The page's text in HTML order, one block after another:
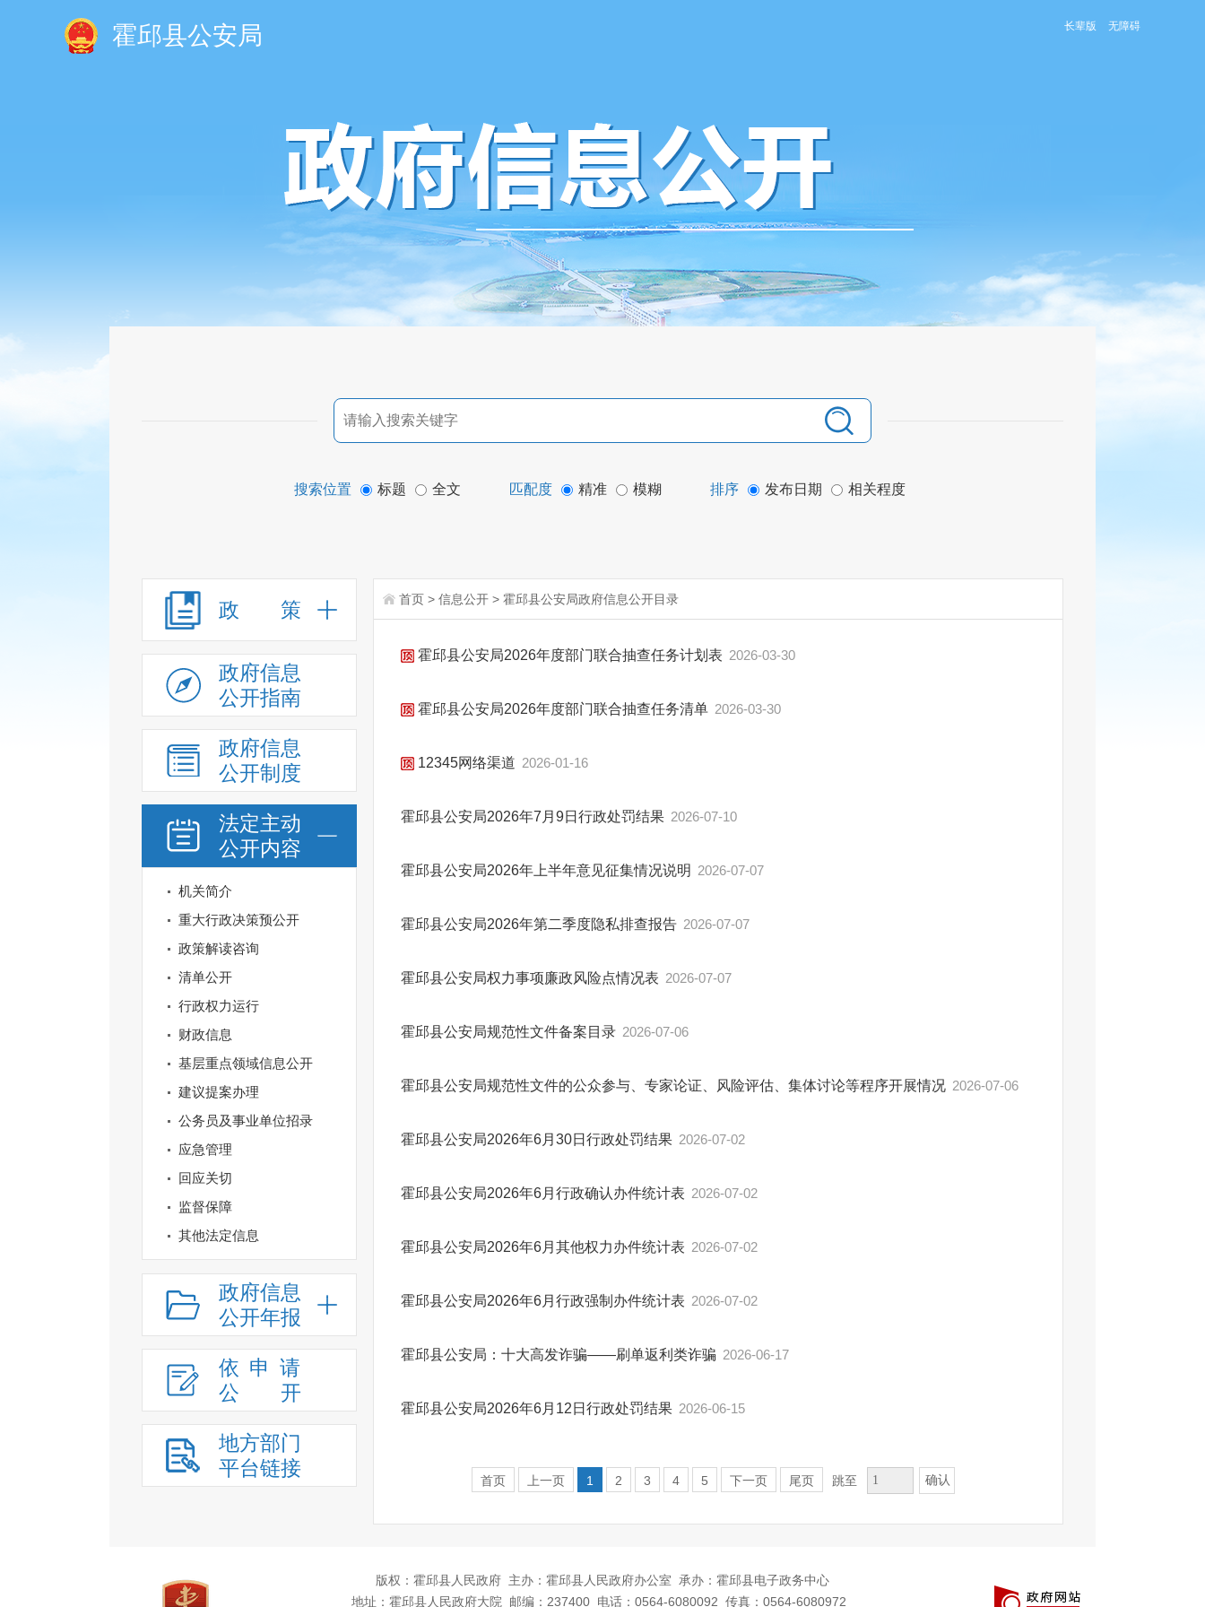
霍邱县公安局 长辈版 无障碍
搜索位置 标题 全文 匹配度 精准 模糊 排序 发布日期 相关程度
政 策
政府信息
公开指南
政府信息
公开制度
法定主动
公开内容
机关简介
重大行政决策预公开
政策解读咨询
清单公开
行政权力运行
财政信息
基层重点领域信息公开
建议提案办理
公务员及事业单位招录
应急管理
回应关切
监督保障
其他法定信息
政府信息
公开年报
依申请
公
开
地方部门
平台链接
首页 > 信息公开 > 霍邱县公安局政府信息公开目录
霍邱县公安局2026年度部门联合抽查任务计划表 2026-03-30
霍邱县公安局2026年度部门联合抽查任务清单 2026-03-30
12345网络渠道 2026-01-16
霍邱县公安局2026年7月9日行政处罚结果 2026-07-10
霍邱县公安局2026年上半年意见征集情况说明 2026-07-07
霍邱县公安局2026年第二季度隐私排查报告 2026-07-07
霍邱县公安局权力事项廉政风险点情况表 2026-07-07
霍邱县公安局规范性文件备案目录 2026-07-06
霍邱县公安局规范性文件的公众参与、专家论证、风险评估、集体讨论等程序开展情况 2026-07-06
霍邱县公安局2026年6月30日行政处罚结果 2026-07-02
霍邱县公安局2026年6月行政确认办件统计表 2026-07-02
霍邱县公安局2026年6月其他权力办件统计表 2026-07-02
霍邱县公安局2026年6月行政强制办件统计表 2026-07-02
霍邱县公安局：十大高发诈骗——刷单返利类诈骗 2026-06-17
霍邱县公安局2026年6月12日行政处罚结果 2026-06-15
首页 上一页 1 2 3 4 5 下一页 尾页 跳至 确认
版权：霍邱县人民政府 主办：霍邱县人民政府办公室
承办：霍邱县电子政务中心
地址：霍邱县人民政府大院
邮编：237400 电话：0564-6080092 传真：0564-6080972